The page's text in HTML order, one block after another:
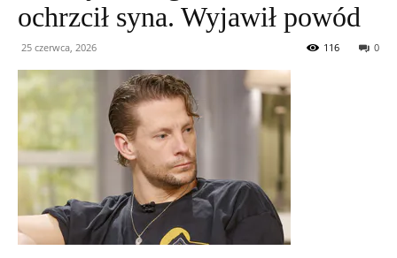
ochrzcił syna. Wyjawił powód
25 czerwca, 2026 0
116